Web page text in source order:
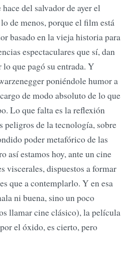
del salvador de ayer el
de menos, porque el film está
basado en la vieja historia para
espectaculares que sí, dan
que pagó su entrada. Y
poniéndole humor a
de modo absoluto de lo que
Lo que falta es la reflexión
peligros de la tecnología, sobre
poder metafórico de las
así estamos hoy, ante un cine
viscerales, dispuestos a formar
que a contemplarlo. Y en esa
ni buena, sino un poco
llamar cine clásico), la película
el óxido, es cierto, pero